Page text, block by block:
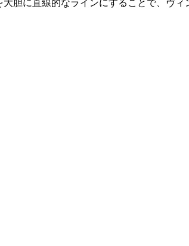
胆に直線的なラインにすることで、ヴィ